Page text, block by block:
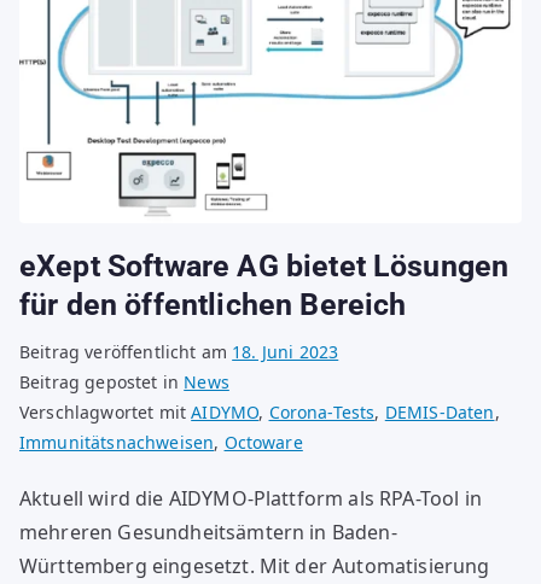
eXept Software AG bietet Lösungen
für den öffentlichen Bereich
Beitrag veröffentlicht am 18. Juni 2023
Beitrag gepostet in News
Verschlagwortet mitAIDYMO, Corona-Tests, DEMIS-Daten,
Immunitätsnachweisen, Octoware
Aktuell wird die AIDYMO-Plattform als RPA-Tool in
mehreren Gesundheitsämtern in Baden-
Württemberg eingesetzt. Mit der Automatisierung